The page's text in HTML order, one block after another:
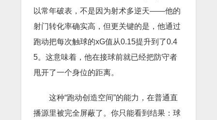
以常年破表，不是因为射术多逆天——他的
射门转化率确实高，但更关键的是，他通过
跑动把每次触球的xG值从0.15提升到了0.4
5。这意味着，他在接球前就已经把防守者
甩开了一个身位的距离。
这种“跑动创造空间”的能力，在普通直
播源里被完全屏蔽了。你只能看到结果：球